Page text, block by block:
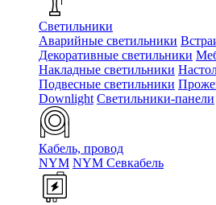
Светильники
Аварийные светильники
Декоративные светильники
Накладные светильники
Подвесные светильники
Downlight Светильники-панели
Кабель, провод
NYM NYM Севкабель